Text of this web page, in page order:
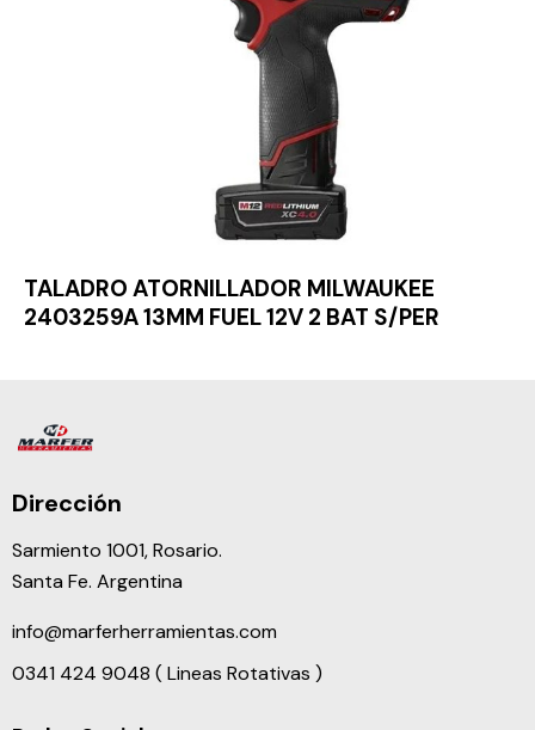
TALADRO ATORNILLADOR MILWAUKEE
2403259A 13MM FUEL 12V 2 BAT S/PER
Dirección
Sarmiento 1001, Rosario.
Santa Fe. Argentina
info@marferherramientas.com
0341 424 9048 ( Lineas Rotativas )